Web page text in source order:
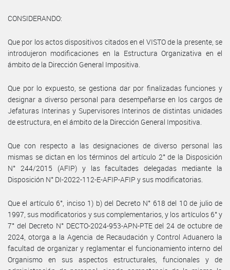
CONSIDERANDO:
Que por los actos dispositivos citados en el VISTO de la presente, se
introdujeron modificaciones en la Estructura Organizativa en el
ámbito de la Dirección General Impositiva.
Que por lo expuesto, se gestiona dar por finalizadas funciones y
designar a diverso personal para desempeñarse en los cargos de
Jefaturas Interinas y Supervisores Interinos de distintas unidades
de estructura, en el ámbito de la Dirección General Impositiva.
Que con respecto a las designaciones de diverso personal las
mismas se dictan en los términos del artículo 2° de la Disposición
N° 244/2015 (AFIP) y las facultades delegadas mediante la
Disposición N° DI-2022-112-E-AFIP-AFIP y sus modificatorias.
Que el artículo 6°, inciso 1) b) del Decreto N° 618 del 10 de julio de
1997, sus modificatorios y sus complementarios, y los artículos 6° y
7° del Decreto N° DECTO-2024-953-APN-PTE del 24 de octubre de
2024, otorga a la Agencia de Recaudación y Control Aduanero la
facultad de organizar y reglamentar el funcionamiento interno del
Organismo en sus aspectos estructurales, funcionales y de